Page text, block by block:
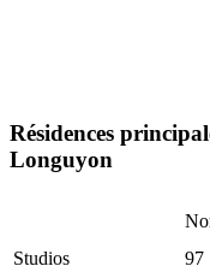
Résidences
Longuyon
Studios
97